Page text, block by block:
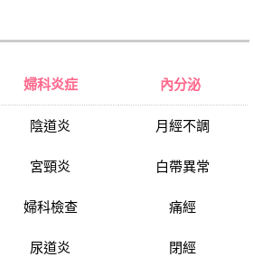
婦科炎症
陰道炎
宮頸炎
婦科檢查
尿道炎
內分泌
月經不調
白帶異常
痛經
閉經